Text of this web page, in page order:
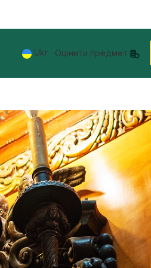
Ukr Оцінити предмет